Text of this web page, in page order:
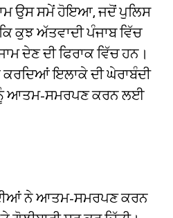
ਉਸ ਸਮੇਂ ਹੋਇਆ, ਜਦੋਂ ਪੁਲਿਸ
ਕੁਝ ਅੱਤਵਾਦੀ ਪੰਜਾਬ ਵਿੱਚ
ਦੇਣ ਦੀ ਫਿਰਾਕ ਵਿੱਚ ਹਨ।
ਇਲਾਕੇ ਦੀ ਘੇਰਾਬੰਦੀ
ਆਤਮ-ਸਮਰਪਣ ਕਰਨ ਲਈ
ਨੇ ਆਤਮ-ਸਮਰਪਣ ਕਰਨ